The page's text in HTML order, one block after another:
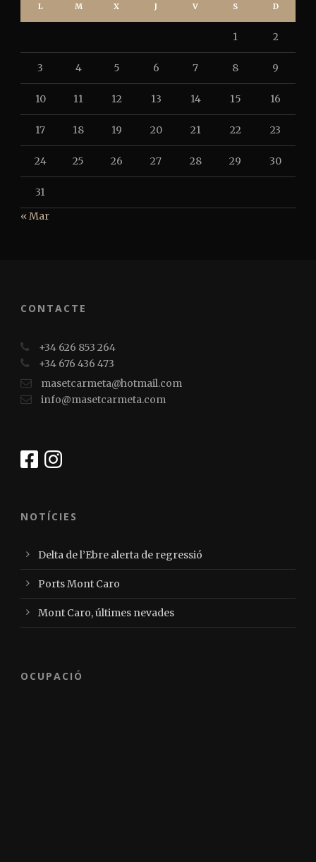
L M X J V S D
1 2
3 4 5 6 7 8 9
10 11 12 13 14 15 16
17 18 19 20 21 22 23
24 25 26 27 28 29 30
31
« Mar
CONTACTE
+34 626 853 264
+34 676 436 473
masetcarmeta@hotmail.com
info@masetcarmeta.com
NOTÍCIES
Delta de l’Ebre alerta de regressió
Ports Mont Caro
Mont Caro, últimes nevades
OCUPACIÓ